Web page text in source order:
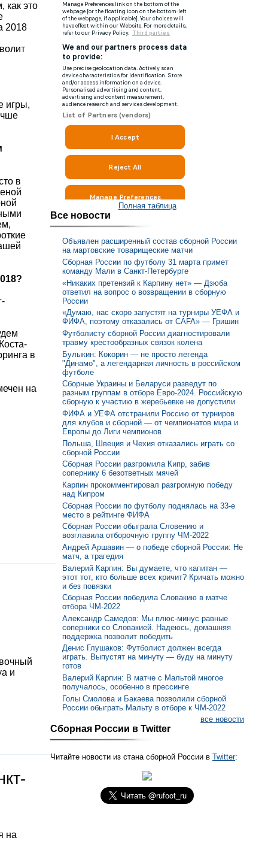
как это
2018
игры,
в
в
на
и
на
Полная таблица
Все новости
Объявлен расширенный состав сборной России
на мартовские товарищеские матчи
Сборная России по футболу 31 марта примет
команду Мали в Санкт-Петербурге
«Никаких претензий к Карпину нет» — Дзюба
ответил на вопрос о возвращении в сборную
России
«Думаю, нас скоро запустят на турниры УЕФА и
ФИФА, поэтому отказались от CAFA» — Гришин
Футболисту сборной России диагностировали
травму крестообразных связок колена
Булыкин: Кокорин — не просто легенда
"Динамо", а легендарная личность в российском
футболе
Сборные Украины и Беларуси разведут по
разным группам в отборе Евро-2024. Российскую
сборную к участию в жеребьевке не допустили
ФИФА и УЕФА отстранили Россию от турниров
для клубов и сборной — от чемпионатов мира и
Европы до Лиги чемпионов
Польша, Швеция и Чехия отказались играть со
сборной России
Сборная России разгромила Кипр, забив
сопернику 6 безответных мячей
Карпин прокомментировал разгромную победу
над Кипром
Сборная России по футболу поднялась на 33-е
место в рейтинге ФИФА
Сборная России обыграла Словению и
возглавила отборочную группу ЧМ-2022
Андрей Аршавин — о победе сборной России: Не
матч, а трагедия
Валерий Карпин: Вы думаете, что капитан —
этот тот, кто больше всех кричит? Кричать можно
и без повязки
Сборная России победила Словакию в матче
отбора ЧМ-2022
Александр Самедов: Мы плюс-минус равные
соперники со Словакией. Надеюсь, домашняя
поддержка позволит победить
Денис Глушаков: Футболист должен всегда
играть. Выпустят на минуту — буду на минуту
готов
Валерий Карпин: В матче с Мальтой многое
получалось, особенно в прессинге
Голы Смолова и Бакаева позволили сборной
России обыграть Мальту в отборе к ЧМ-2022
все новости
Сборная России в Twitter
Читайте новости из стана сборной России в Twitter: